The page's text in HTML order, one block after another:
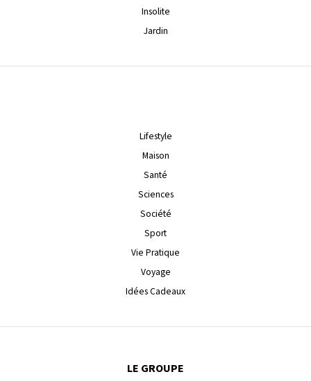
Insolite
Jardin
Lifestyle
Maison
Santé
Sciences
Société
Sport
Vie Pratique
Voyage
Idées Cadeaux
LE GROUPE